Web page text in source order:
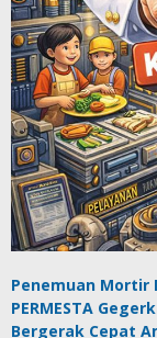
Penemuan Mortir
PERMESTA
Bergerak Cepat